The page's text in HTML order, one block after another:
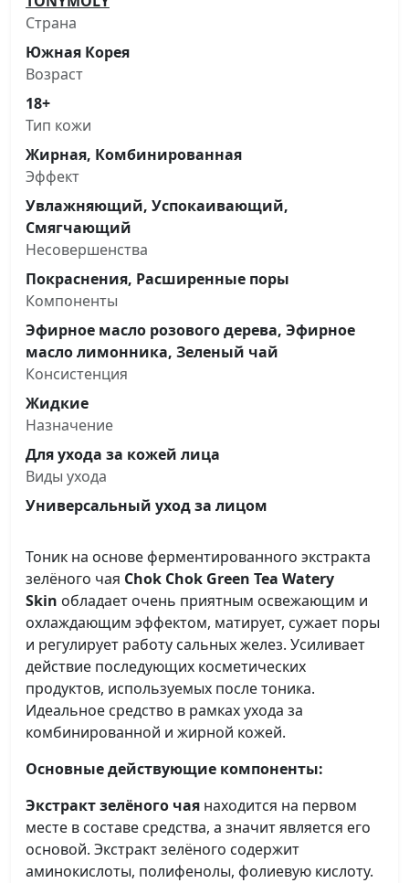
Страна
Южная Корея
Возраст
18+
Тип кожи
Жирная, Комбинированная
Эффект
Увлажняющий, Успокаивающий,
Смягчающий
Несовершенства
Покраснения, Расширенные поры
Компоненты
Эфирное масло розового дерева, Эфирное
масло лимонника, Зеленый чай
Консистенция
Жидкие
Назначение
Для ухода за кожей лица
Виды ухода
Универсальный уход за лицом
Тоник на основе ферментированного экстракта
зелёного чая Chok Chok Green Tea Watery
Skin обладает очень приятным освежающим и
охлаждающим эффектом, матирует, сужает поры
и регулирует работу сальных желез. Усиливает
действие последующих косметических
продуктов, используемых после тоника.
Идеальное средство в рамках ухода за
комбинированной и жирной кожей.
Основные действующие компоненты:
Экстракт зелёного чая находится на первом
месте в составе средства, а значит является его
основой. Экстракт зелёного содержит
аминокислоты, полифенолы, фолиевую кислоту.